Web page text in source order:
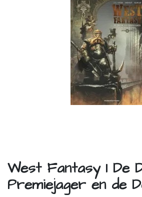
West Fantasy 1 De
Premiejager en de